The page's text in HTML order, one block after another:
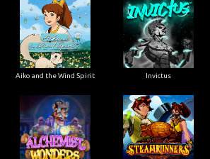
Aiko and the Wind Spirit Invictus